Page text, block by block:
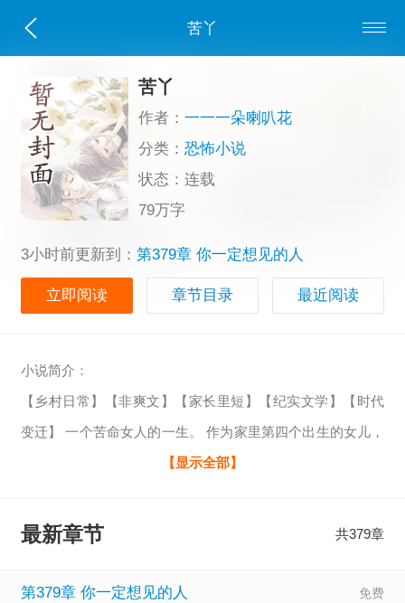
苦丫
苦丫
作者：一一一朵喇叭花
分类：恐怖小说
状态：连载
79万字
3小时前更新到： 第379章 你一定想见的人
立即阅读 章节目录 最近阅读
小说简介：
【乡村日常】【非爽文】【家长里短】【纪实文学】【时代
变迁】 一个苦命女人的一生。 作为家里第四个出生的女儿，
金桃一出生就被丢到了野狗堆，本以为会被撕扯吃掉，幸运
苦......就叫她苦丫吧！” 这样一个随意的名字几乎伴随着金桃
她拉进黑暗。 她在磕绊中长大，努力的读书考学，想要改变
【显示全部】
最新章节 共379章
第379章 你一定想见的人